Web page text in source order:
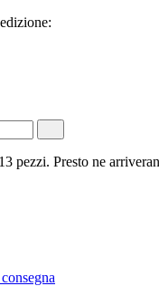
pezzi. Presto ne